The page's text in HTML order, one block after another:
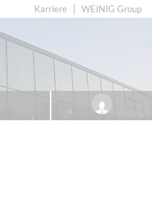
Karriere WEINIG Group